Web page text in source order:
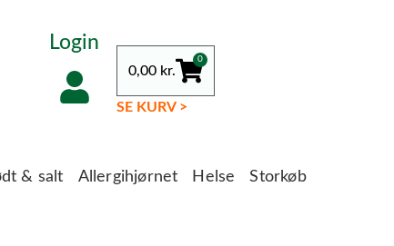
Login
0,00 kr.
0
SE KURV >
& salt Allergihjørnet Helse Storkøb